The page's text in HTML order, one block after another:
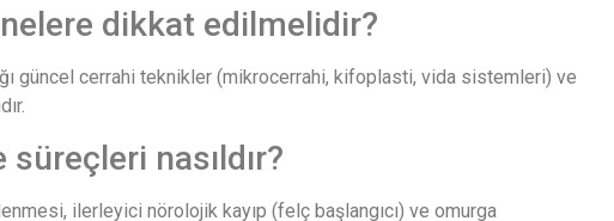
dikkat edilmelidir?
güncel cerrahi teknikler (mikrocerrahi, kifoplasti, vida sistemleri) ve
nasıldır?
ilerleyici nörolojik kayıp (felç başlangıcı) ve omurga